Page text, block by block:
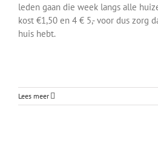
leden gaan die week langs alle
kost €1,50 en 4 € 5,- voor dus zorg
huis hebt.
Lees meer